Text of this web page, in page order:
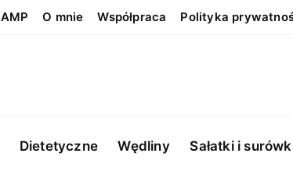
AMP O mnie Współpraca Polityka
Dietetyczne Wędliny Sałatki i